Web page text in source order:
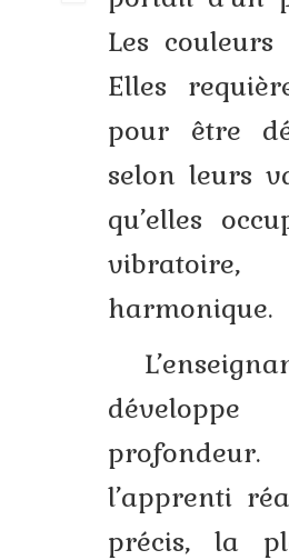
Les
Elles
pour être
selon leurs
qu’elles
harmonique.
l’apprenti
précis, la